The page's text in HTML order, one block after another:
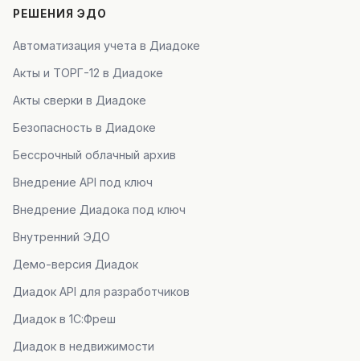
РЕШЕНИЯ ЭДО
Автоматизация учета в Диадоке
Акты и ТОРГ-12 в Диадоке
Акты сверки в Диадоке
Безопасность в Диадоке
Бессрочный облачный архив
Внедрение API под ключ
Внедрение Диадока под ключ
Внутренний ЭДО
Демо-версия Диадок
Диадок API для разработчиков
Диадок в 1С:Фреш
Диадок в недвижимости